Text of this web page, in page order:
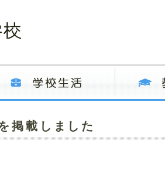
掲載しました